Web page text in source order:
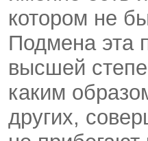
котором не
Подмена эта
высшей
каким
других,